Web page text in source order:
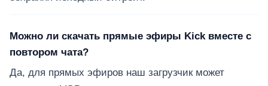
Можно ли скачать прямые эфиры Kick вместе с
повтором чата?
Да, для прямых эфиров наш загрузчик может